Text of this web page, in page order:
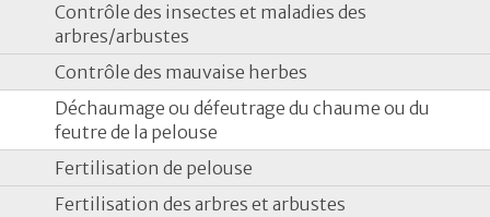
Contrôle des insectes et maladies des
arbres/arbustes
Contrôle des mauvaise herbes
Déchaumage ou défeutrage du chaume ou du
feutre de la pelouse
Fertilisation de pelouse
Fertilisation des arbres et arbustes